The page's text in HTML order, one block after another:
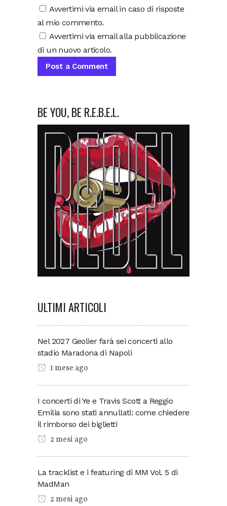
Avvertimi via email in caso di risposte
al mio commento.
Avvertimi via email alla pubblicazione
di un nuovo articolo.
BE YOU, BE R.E.B.E.L.
ULTIMI ARTICOLI
Nel 2027 Geolier farà sei concerti allo
stadio Maradona di Napoli
1 mese ago
I concerti di Ye e Travis Scott a Reggio
Emilia sono stati annullati: come chiedere
il rimborso dei biglietti
2 mesi ago
La tracklist e i featuring di MM Vol. 5 di
MadMan
2 mesi ago